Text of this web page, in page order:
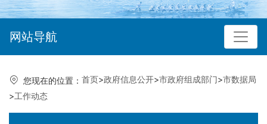
网站导航
您现在的位置： 首页>政府信息公开>市政府组成部门>市数据局
>工作动态